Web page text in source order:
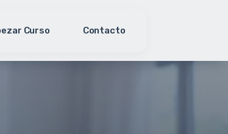
Curso Contacto